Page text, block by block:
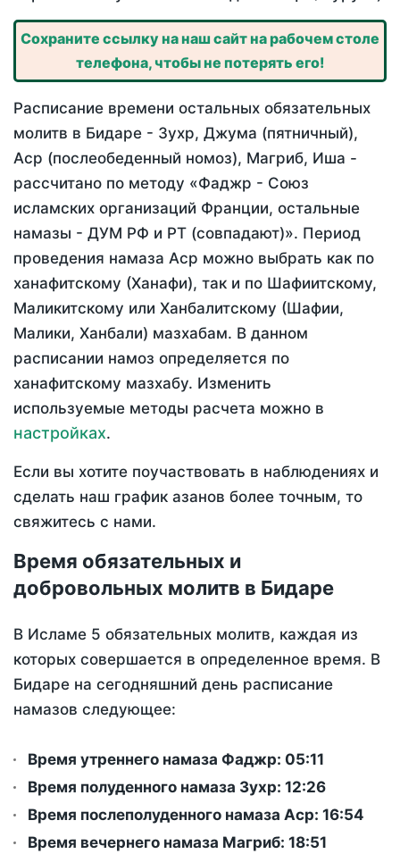
Сохраните ссылку на наш сайт на рабочем столе
телефона, чтобы не потерять его!
Расписание времени остальных обязательных
молитв в Бидаре - Зухр, Джума (пятничный),
Аср (послеобеденный номоз), Магриб, Иша -
рассчитано по методу «Фаджр - Союз
исламских организаций Франции, остальные
намазы - ДУМ РФ и РТ (совпадают)». Период
проведения намаза Аср можно выбрать как по
ханафитскому (Ханафи), так и по Шафиитскому,
Маликитскому или Ханбалитскому (Шафии,
Малики, Ханбали) мазхабам. В данном
расписании намоз определяется по
ханафитскому мазхабу. Изменить
используемые методы расчета можно в
настройках.
Если вы хотите поучаствовать в наблюдениях и
сделать наш график азанов более точным, то
свяжитесь с нами.
Время обязательных и
добровольных молитв в Бидаре
В Исламе 5 обязательных молитв, каждая из
которых совершается в определенное время. В
Бидаре на сегодняшний день расписание
намазов следующее:
Время утреннего намаза Фаджр: 05:11
Время полуденного намаза Зухр: 12:26
Время послеполуденного намаза Аср: 16:54
Время вечернего намаза Магриб: 18:51